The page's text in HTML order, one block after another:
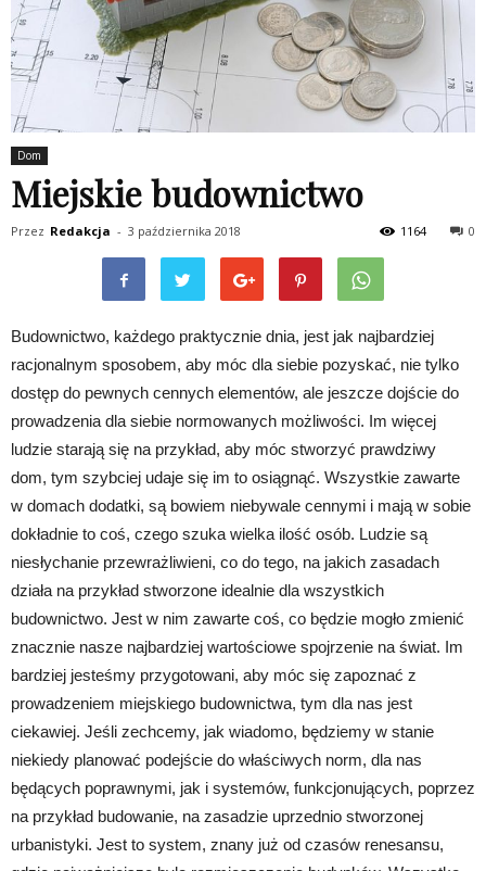
Dom
Miejskie budownictwo
Przez Redakcja - 3 października 2018 0
1164
Budownictwo, każdego praktycznie dnia, jest jak najbardziej
racjonalnym sposobem, aby móc dla siebie pozyskać, nie tylko
dostęp do pewnych cennych elementów, ale jeszcze dojście do
prowadzenia dla siebie normowanych możliwości. Im więcej
ludzie starają się na przykład, aby móc stworzyć prawdziwy
dom, tym szybciej udaje się im to osiągnąć. Wszystkie zawarte
w domach dodatki, są bowiem niebywale cennymi i mają w sobie
dokładnie to coś, czego szuka wielka ilość osób. Ludzie są
niesłychanie przewrażliwieni, co do tego, na jakich zasadach
działa na przykład stworzone idealnie dla wszystkich
budownictwo. Jest w nim zawarte coś, co będzie mogło zmienić
znacznie nasze najbardziej wartościowe spojrzenie na świat. Im
bardziej jesteśmy przygotowani, aby móc się zapoznać z
prowadzeniem miejskiego budownictwa, tym dla nas jest
ciekawiej. Jeśli zechcemy, jak wiadomo, będziemy w stanie
niekiedy planować podejście do właściwych norm, dla nas
będących poprawnymi, jak i systemów, funkcjonujących, poprzez
na przykład budowanie, na zasadzie uprzednio stworzonej
urbanistyki. Jest to system, znany już od czasów renesansu,